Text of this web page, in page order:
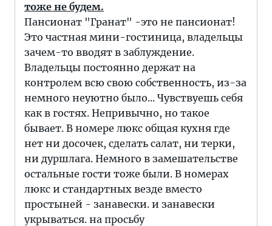
тоже не будем.
Пансионат "Гранат" -это не пансионат!
Это частная мини-гостиница, владельцы
зачем-то вводят в заблуждение.
Владельцы постоянно держат на
контролем всю свою собственность, из-за
немного неуютно было... Чувствуешь себя
как в гостях. Непривычно, но такое
бывает. В номере люкс общая кухня где
нет ни досочек, сделать салат, ни терки,
ни дуршлага. Немного в замешательстве
остальные гости тоже были. В номерах
люкс и стандартных везде вместо
простыней - занавески. и занавески
укрываться. на просьбу